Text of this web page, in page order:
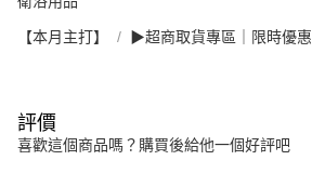
【本月主打】 ▶超商取貨專區｜限時優惠
評價
喜歡這個商品嗎？購買後給他一個好評吧